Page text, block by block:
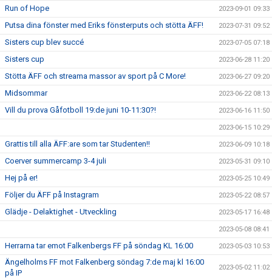
Run of Hope 2023-09-01 09:33
Putsa dina fönster med Eriks fönsterputs och stötta ÄFF! 2023-07-31 09:52
Sisters cup blev succé 2023-07-05 07:18
Sisters cup 2023-06-28 11:20
Stötta ÄFF och streama massor av sport på C More! 2023-06-27 09:20
Midsommar 2023-06-22 08:13
Vill du prova Gåfotboll 19:de juni 10-11:30?! 2023-06-16 11:50
2023-06-15 10:29
Grattis till alla ÄFF:are som tar Studenten!! 2023-06-09 10:18
Coerver summercamp 3-4 juli 2023-05-31 09:10
Hej på er! 2023-05-25 10:49
Följer du ÄFF på Instagram 2023-05-22 08:57
Glädje - Delaktighet - Utveckling 2023-05-17 16:48
2023-05-08 08:41
Herrarna tar emot Falkenbergs FF på söndag KL 16:00 2023-05-03 10:53
Ängelholms FF mot Falkenberg söndag 7:de maj kl 16:00
på IP
2023-05-02 11:02